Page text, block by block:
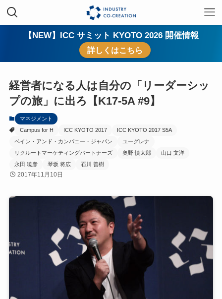
【NEW】ICC サミット KYOTO 2026 開催情報
詳しくはこちら
経営者になる人は自分の「リーダーシッ
プの旅」に出ろ【K17-5A #9】
マネジメント
Campus for H
ICC KYOTO 2017
ICC KYOTO 2017 S5A
ベイン・アンド・カンパニー・ジャパン
ユーグレナ
リクルートマーケティングパートナーズ
奥野 慎太郎
山口 文洋
永田 暁彦
琴坂 将広 石川 善樹
2017年11月10日